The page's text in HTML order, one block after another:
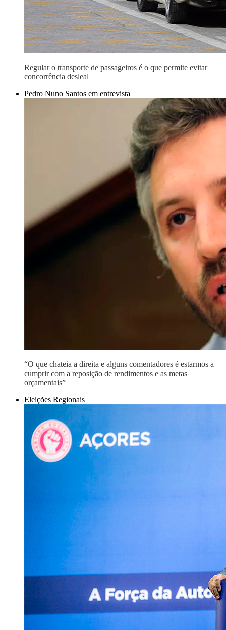
Regular o transporte de passageiros é o que permite evitar
concorrência desleal
Pedro Nuno Santos em entrevista
“O que chateia a direita e alguns comentadores é estarmos a
cumprir com a reposição de rendimentos e as metas
orçamentais”
Eleições Regionais